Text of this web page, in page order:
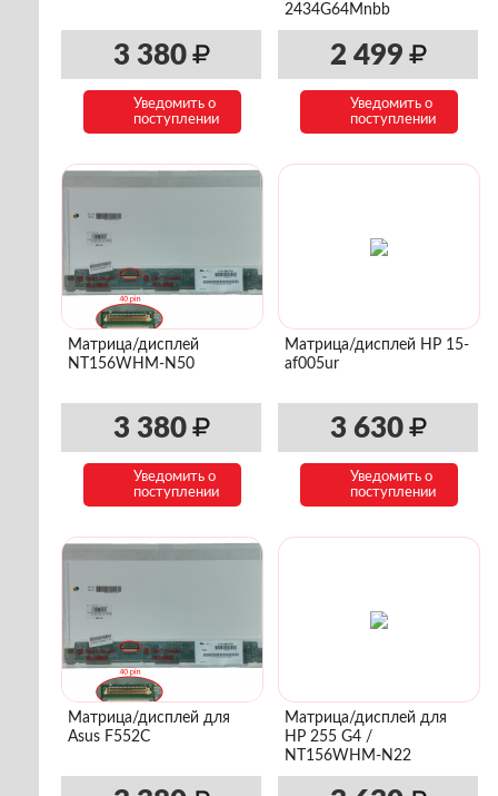
3 380
Уведомить о
поступлении
2434G64Mnbb
2 499
Уведомить о
поступлении
Матрица/дисплей
NT156WHM-N50
3 380
Уведомить о
поступлении
Матрица/дисплей HP 15-
af005ur
3 630
Уведомить о
поступлении
Матрица/дисплей для
Asus F552C
Матрица/дисплей для
HP 255 G4 /
NT156WHM-N22